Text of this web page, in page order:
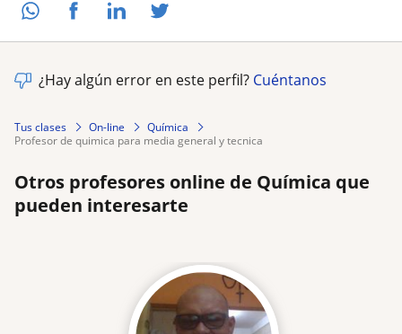
¿Hay algún error en este perfil? Cuéntanos
Tus clases On-line
Química
profesor de quimica para media general y tecnica
Otros profesores online de Química que
pueden interesarte